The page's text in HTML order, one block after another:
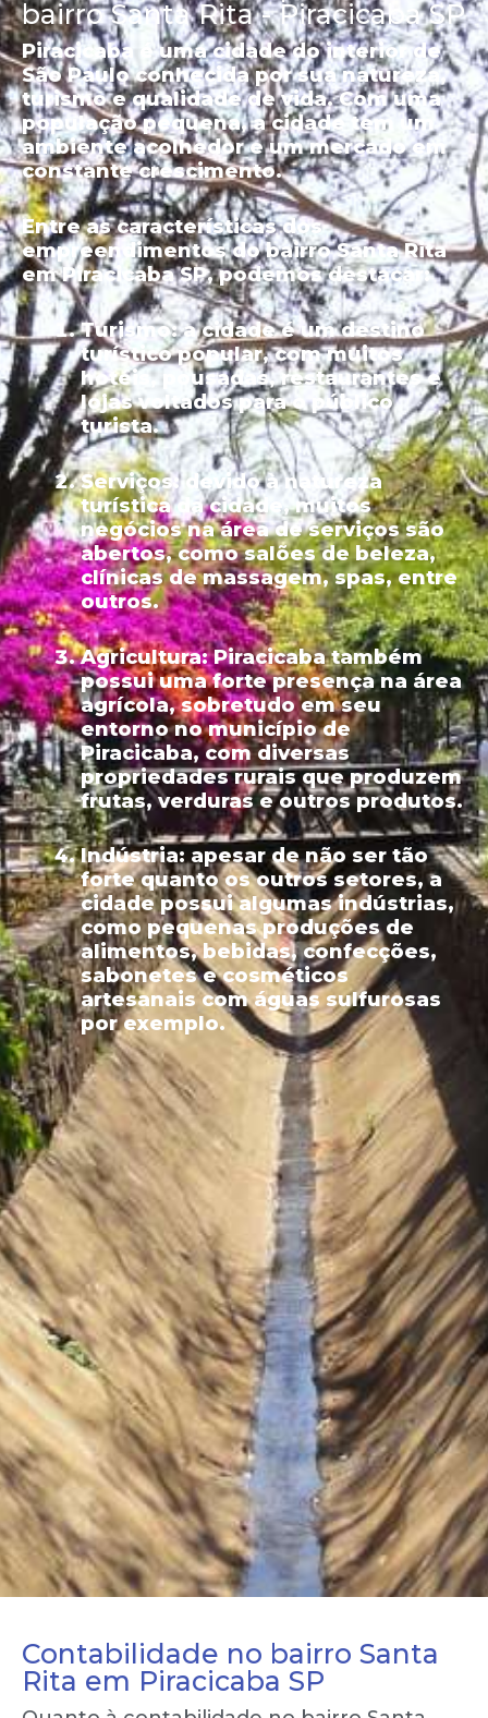
bairro Santa Rita - Piracicaba SP
Piracicaba é uma cidade do interior de
São Paulo conhecida por sua natureza,
turismo e qualidade de vida. Com uma
população pequena, a cidade tem um
ambiente acolhedor e um mercado em
constante crescimento.
Entre as características dos
empreendimentos do bairro Santa Rita
em Piracicaba SP, podemos destacar:
Turismo:a cidade é um destino
turístico popular, com muitos
hotéis, pousadas, restaurantes e
lojas voltados para o público
turista.
Serviços:devido à natureza
turística da cidade, muitos
negócios na área de serviços são
abertos, como salões de beleza,
clínicas de massagem, spas, entre
outros.
Agricultura:Piracicaba também
possui uma forte presença na área
agrícola, sobretudo em seu
entorno no município de
Piracicaba, com diversas
propriedades rurais que produzem
frutas, verduras e outros produtos.
Indústria:apesar de não ser tão
forte quanto os outros setores, a
cidade possui algumas indústrias,
como pequenas produções de
alimentos, bebidas, confecções,
sabonetes e cosméticos
artesanais com águas sulfurosas
por exemplo.
Contabilidade no bairro Santa
Rita em Piracicaba SP